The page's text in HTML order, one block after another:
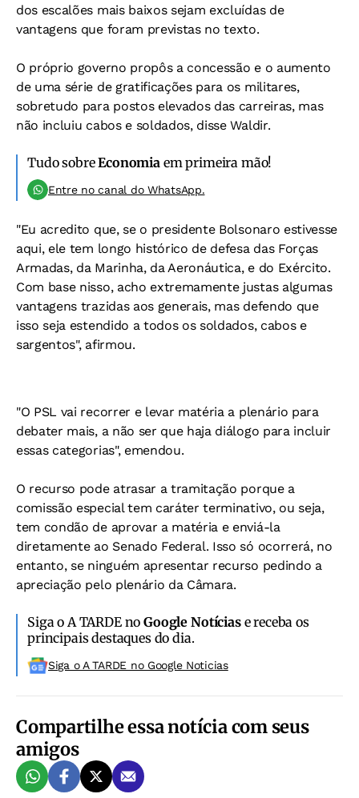
dos escalões mais baixos sejam excluídas de
vantagens que foram previstas no texto.
O próprio governo propôs a concessão e o aumento
de uma série de gratificações para os militares,
sobretudo para postos elevados das carreiras, mas
não incluiu cabos e soldados, disse Waldir.
Tudo sobreEconomiaem primeira mão!
Entre no canal do WhatsApp.
"Eu acredito que, se o presidente Bolsonaro estivesse
aqui, ele tem longo histórico de defesa das Forças
Armadas, da Marinha, da Aeronáutica, e do Exército.
Com base nisso, acho extremamente justas algumas
vantagens trazidas aos generais, mas defendo que
isso seja estendido a todos os soldados, cabos e
sargentos", afirmou.
"O PSL vai recorrer e levar matéria a plenário para
debater mais, a não ser que haja diálogo para incluir
essas categorias", emendou.
O recurso pode atrasar a tramitação porque a
comissão especial tem caráter terminativo, ou seja,
tem condão de aprovar a matéria e enviá-la
diretamente ao Senado Federal. Isso só ocorrerá, no
entanto, se ninguém apresentar recurso pedindo a
apreciação pelo plenário da Câmara.
Siga o A TARDE noGoogle Notíciase receba os
principais destaques do dia.
Siga o A TARDE no Google Noticias
Compartilhe essa notícia com seus
amigos